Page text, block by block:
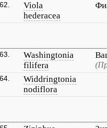
Viola
hederacea
Washingtonia
filifera
Widdringtonia
nodiflora